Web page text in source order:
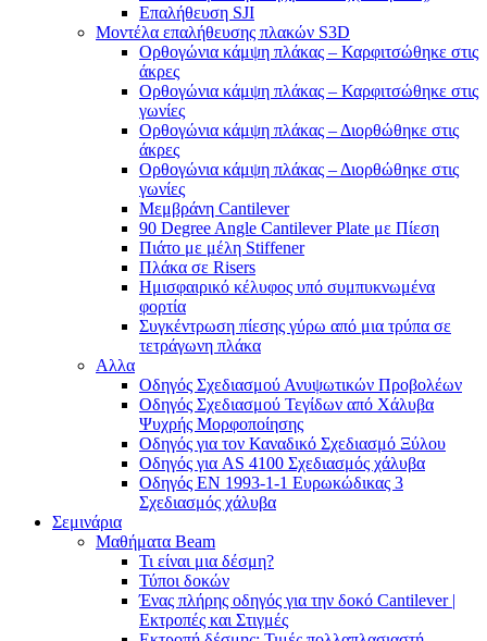
Επαλήθευση SJI
Μοντέλα επαλήθευσης πλακών S3D
Ορθογώνια κάμψη πλάκας – Καρφιτσώθηκε στις
άκρες
Ορθογώνια κάμψη πλάκας – Καρφιτσώθηκε στις
γωνίες
Ορθογώνια κάμψη πλάκας – Διορθώθηκε στις
άκρες
Ορθογώνια κάμψη πλάκας – Διορθώθηκε στις
γωνίες
Μεμβράνη Cantilever
90 Degree Angle Cantilever Plate με Πίεση
Πιάτο με μέλη Stiffener
Πλάκα σε Risers
Ημισφαιρικό κέλυφος υπό συμπυκνωμένα
φορτία
Συγκέντρωση πίεσης γύρω από μια τρύπα σε
τετράγωνη πλάκα
Αλλα
Οδηγός Σχεδιασμού Ανυψωτικών Προβολέων
Οδηγός Σχεδιασμού Τεγίδων από Χάλυβα
Ψυχρής Μορφοποίησης
Οδηγός για τον Καναδικό Σχεδιασμό Ξύλου
Οδηγός για AS 4100 Σχεδιασμός χάλυβα
Οδηγός ΕΝ 1993-1-1 Ευρωκώδικας 3
Σχεδιασμός χάλυβα
Σεμινάρια
Μαθήματα Beam
Τι είναι μια δέσμη?
Τύποι δοκών
Ένας πλήρης οδηγός για την δοκό Cantilever |
Εκτροπές και Στιγμές